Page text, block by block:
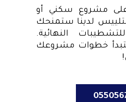
مشروع سكني أو
لدينا ستمنحك
النهائية.
خطوات مشروعك